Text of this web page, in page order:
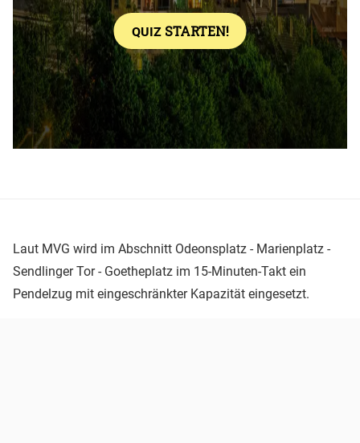
Laut MVG wird im Abschnitt Odeonsplatz - Marienplatz -
Sendlinger Tor - Goetheplatz im 15-Minuten-Takt ein
Pendelzug mit eingeschränkter Kapazität eingesetzt.